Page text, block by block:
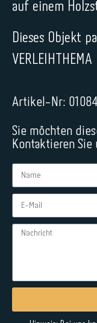
auf einem
Dieses Objekt
VERLEIHTHEMA
Artikel-Nr: 01084
Sie möchten
Kontaktieren Sie
Alternative: